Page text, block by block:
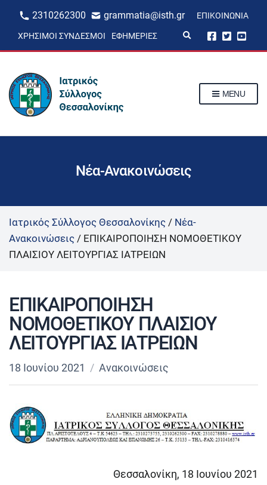
2310262300 grammatia@isth.gr ΕΠΙΚΟΙΝΩΝΊΑ
ΧΡΉΣΙΜΟΙ ΣΎΝΔΕΣΜΟΙ ΕΦΗΜΕΡΊΕΣ
p
m
MENU
Νέα-Ανακοινώσεις
Ιατρικός Σύλλογος Θεσσαλονίκης / Νέα-
Ανακοινώσεις / ΕΠΙΚΑΙΡΟΠΟΙΗΣΗ ΝΟΜΟΘΕΤΙΚΟΥ
ΠΛΑΙΣΙΟΥ ΛΕΙΤΟΥΡΓΙΑΣ ΙΑΤΡΕΙΩΝ
ΕΠΙΚΑΙΡΟΠΟΙΗΣΗ
ΝΟΜΟΘΕΤΙΚΟΥ ΠΛΑΙΣΙΟΥ
ΛΕΙΤΟΥΡΓΙΑΣ ΙΑΤΡΕΙΩΝ
18 Ιουνίου 2021 Ανακοινώσεις
Θεσσαλονίκη, 18 Ιουνίου 2021